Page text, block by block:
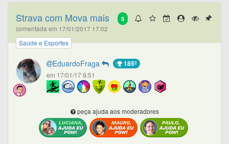
5
Strava com Mova mais
comentada em 17/01/2017 17:02
Saúde e Esportes
EduardoFraga 185º
em 17/01/17 9:51
peça ajuda aos moderadores